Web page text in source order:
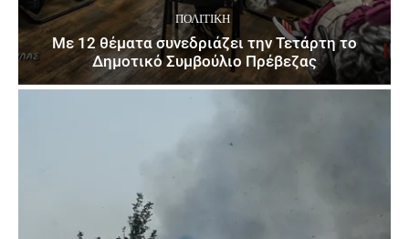
ΠΟΛΙΤΙΚΉ
Με 12 θέματα συνεδριάζει την Τετάρτη το
Δημοτικό Συμβούλιο Πρέβεζας